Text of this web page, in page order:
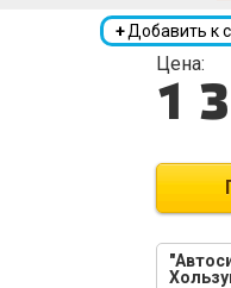
+Добавить к
Цена:
1